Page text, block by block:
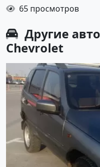
65 просмотров
Другие
Chevrolet